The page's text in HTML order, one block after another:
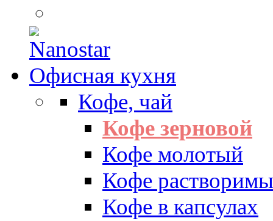
Офисная кухня
Кофе, чай
Кофе зерновой
Кофе молотый
Кофе
Кофе в капсулах